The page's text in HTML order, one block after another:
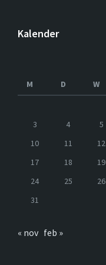
Kalender
M
D W
3
4 5
10
11 12
17
18 19
24
25 26
31
« nov feb »